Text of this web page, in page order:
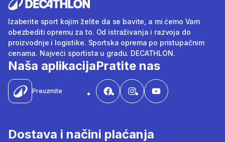
Izaberite sport kojim želite da se bavite, a mi ćemo Vam
obezbediti opremu za to. Od istraživanja i razvoja do
proizvodnje i logistike. Sportska oprema po pristupačnim
cenama. Najveći sportista u gradu. DECATHLON.
Naša aplikacija
Preuzmite
Pratite nas
Dostava i načini plaćanja